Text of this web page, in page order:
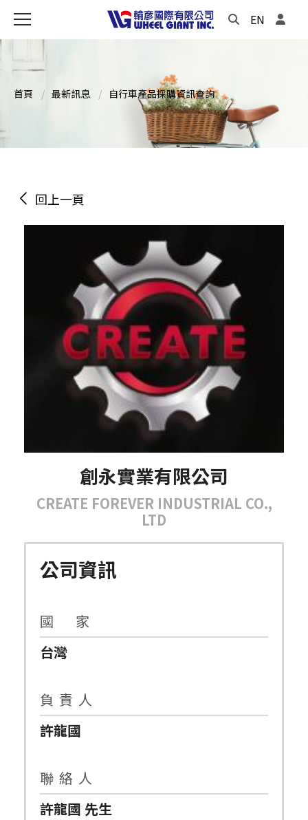
EN
首頁 最新訊息 自行車產品採購資訊查詢
回上一頁
創永實業有限公司
CREATE FOREVER INDUSTRIAL CO.,
LTD
公司資訊
國 家
台灣
負 責 人
許龍國
聯 絡 人
許龍國 先生